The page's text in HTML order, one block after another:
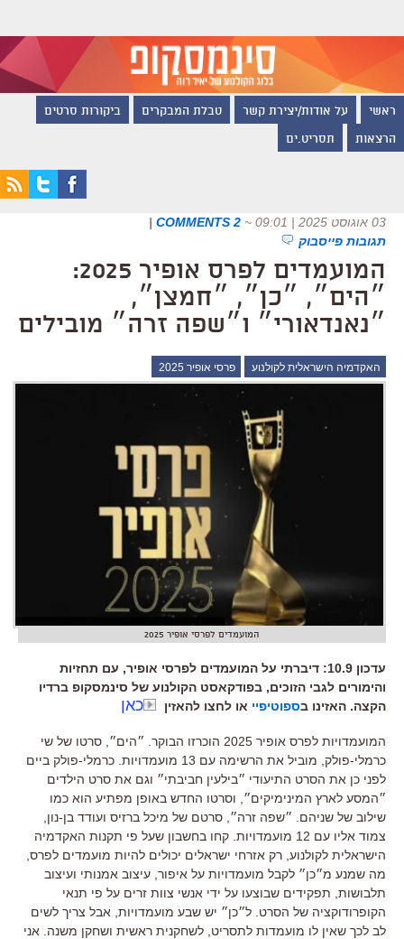
ראשי על אודות/יצירת קשר טבלת המבקרים ביקורות סרטים
הרצאות תסריט.ים
03 אוגוסט 2025 | 09:01 ~
2 COMMENTS
|
תגובות פייסבוק
המועמדים לפרס אופיר 2025:
״הים״, ״כן״, ״חמצן״,
״נאנדאורי״ ו״שפה זרה״ מובילים
האקדמיה הישראלית לקולנוע פרסי אופיר 2025
המועמדים לפרסי אופיר 2025
עדכון 10.9: דיברתי על המועמדים לפרסי אופיר, עם תחזיות
והימורים לגבי הזוכים, בפודקאסט הקולנוע של סינמסקופ ברדיו
הקצה. האזינו בספוטיפיי או לחצו להאזין כאן
המועמדויות לפרס אופיר 2025 הוכרזו הבוקר. ״הים״, סרטו של שי
כרמלי-פולק, מוביל את הרשימה עם 13 מועמדויות. כרמלי-פולק ביים
לפני כן את הסרט התיעודי ״בילעין חביבתי״ וגם את סרט הילדים
״המסע לארץ המינימיקים״, וסרטו החדש באופן מפתיע הוא כמו
שילוב של שניהם. ״שפה זרה״, סרטם של מיכל ברזיס ועודד בן-נון,
צמוד אליו עם 12 מועמדויות. קחו בחשבון שעל פי תקנות האקדמיה
הישראלית לקולנוע, רק אזרחי ישראלים יכולים להיות מועמדים לפרס,
מה שמנע מ״כן״ לקבל מועמדויות על איפור, עיצוב אמנותי ועיצוב
תלבושות, תפקידים שבוצעו על ידי אנשי צוות זרים על פי תנאי
הקופרודוקציה של הסרט. ל״כן״ יש שבע מועמדויות, אבל צריך לשים
לב לכך שאין לו מועמדות לתסריט, לשחקנית ראשית ושחקן משנה. אני